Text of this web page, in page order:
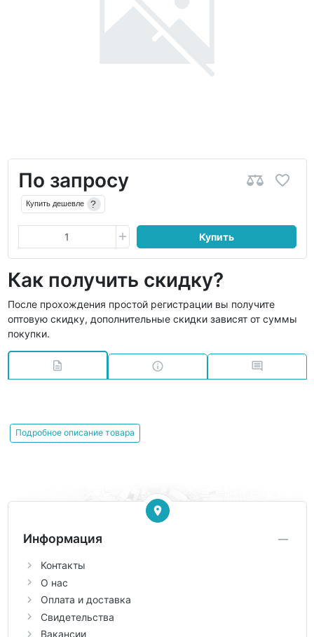
По запросу
Купить дешевле ?
Купить
Как получить скидку?
После прохождения простой регистрации вы получите
оптовую скидку, дополнительные скидки зависят от суммы
покупки.
Подробное описание товара
Информация
Контакты
О нас
Оплата и доставка
Свидетельства
Вакансии